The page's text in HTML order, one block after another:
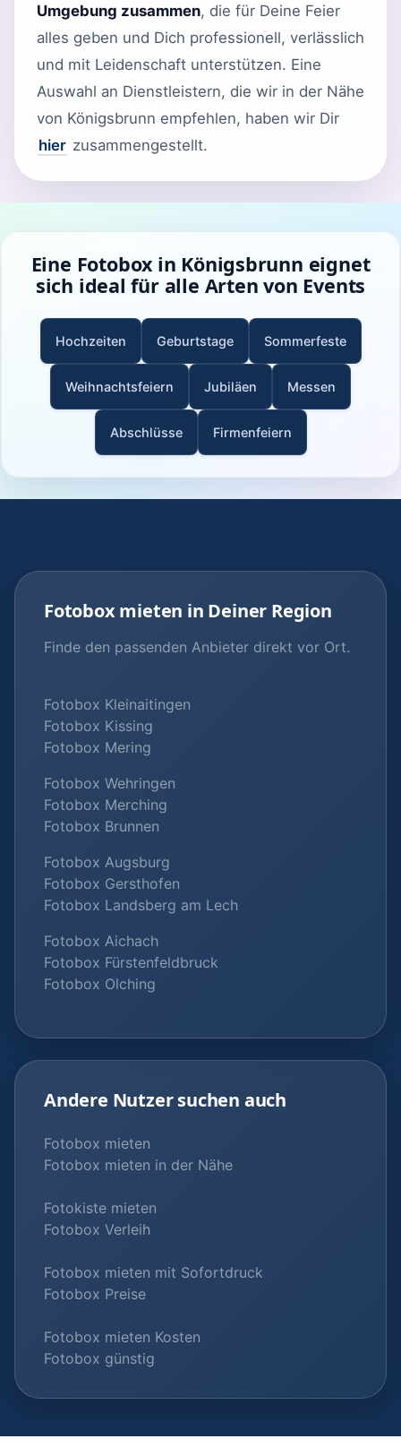
Umgebung zusammen, die für Deine Feier
alles geben und Dich professionell, verlässlich
und mit Leidenschaft unterstützen. Eine
Auswahl an Dienstleistern, die wir in der Nähe
von Königsbrunn empfehlen, haben wir Dir
hier zusammengestellt.
Eine Fotobox in Königsbrunn eignet
sich ideal für alle Arten von Events
Hochzeiten Geburtstage Sommerfeste
Weihnachtsfeiern Jubiläen Messen
Abschlüsse Firmenfeiern
Fotobox mieten in Deiner Region
Finde den passenden Anbieter direkt vor Ort.
Fotobox Kleinaitingen
Fotobox Kissing
Fotobox Mering
Fotobox Wehringen
Fotobox Merching
Fotobox Brunnen
Fotobox Augsburg
Fotobox Gersthofen
Fotobox Landsberg am Lech
Fotobox Aichach
Fotobox Fürstenfeldbruck
Fotobox Olching
Andere Nutzer suchen auch
Fotobox mieten
Fotobox mieten in der Nähe
Fotokiste mieten
Fotobox Verleih
Fotobox mieten mit Sofortdruck
Fotobox Preise
Fotobox mieten Kosten
Fotobox günstig